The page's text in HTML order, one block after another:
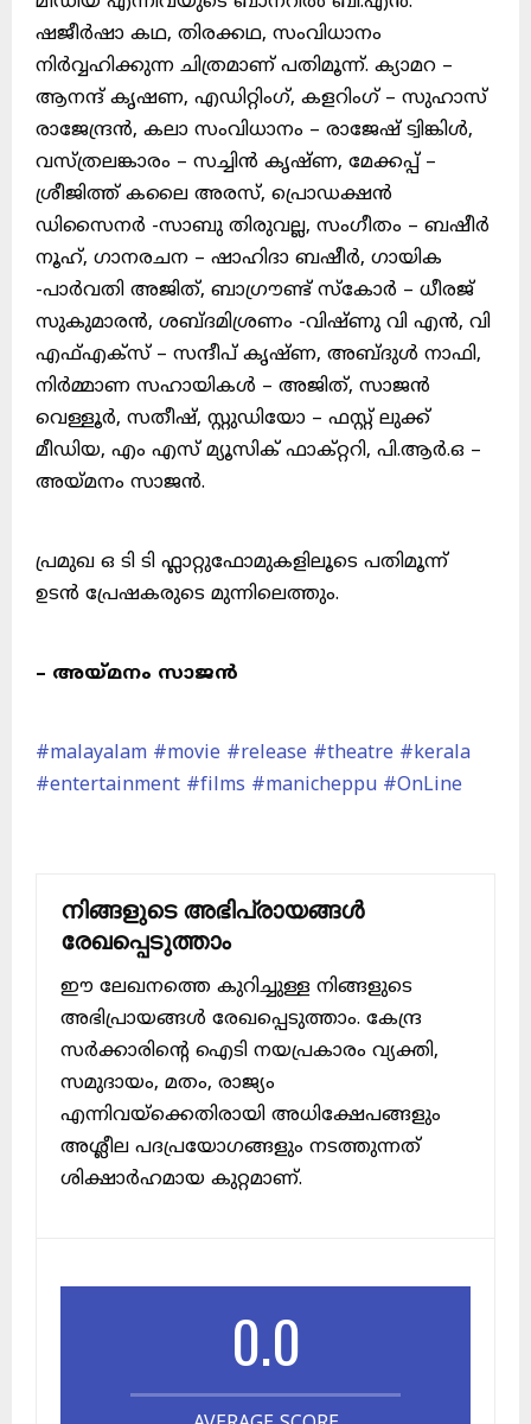
ഷജീർഷാ കഥ, തിരക്കഥ, സംവിധാനം
നിർവ്വഹിക്കുന്ന ചിത്രമാണ് പതിമൂന്ന്. ക്യാമറ –
ആനന്ദ് കൃഷണ, എഡിറ്റിംഗ്, കളറിംഗ് – സുഹാസ്
രാജേന്ദ്രൻ, കലാ സംവിധാനം – രാജേഷ് ട്വിങ്കിൾ,
വസ്ത്രലങ്കാരം – സച്ചിൻ കൃഷ്ണ, മേക്കപ്പ് –
ശ്രീജിത്ത് കലൈ അരസ്, പ്രൊഡക്ഷന്‍
ഡിസൈനർ -സാബു തിരുവല്ല, സംഗീതം – ബഷീർ
നൂഹ്, ഗാനരചന – ഷാഹിദാ ബഷീർ, ഗായിക
-പാർവതി അജിത്, ബാഗ്രൗണ്ട് സ്‌കോർ – ധീരജ്
സുകുമാരൻ, ശബ്ദമിശ്രണം -വിഷ്ണു വി എൻ, വി
എഫ്എക്‌സ് – സന്ദീപ് കൃഷ്ണ, അബ്‌ദുൾ നാഫി,
നിർമ്മാണ സഹായികൾ – അജിത്, സാജൻ
വെള്ളൂർ, സതീഷ്, സ്റ്റുഡിയോ – ഫസ്റ്റ് ലുക്ക്
മീഡിയ, എം എസ് മ്യൂസിക് ഫാക്റ്ററി, പി.ആർ.ഒ –
അയ്മനം സാജൻ.
പ്രമുഖ ഒ ടി ടി ഫ്ലാറ്റുഫോമുകളിലൂടെ പതിമൂന്ന്
ഉടൻ പ്രേഷകരുടെ മുന്നിലെത്തും.
– അയ്മനം സാജൻ
#malayalam #movie #release #theatre #kerala
#entertainment #films #manicheppu #OnLine
നിങ്ങളുടെ അഭിപ്രായങ്ങൾ
രേഖപ്പെടുത്താം
ഈ ലേഖനത്തെ കുറിച്ചുള്ള നിങ്ങളുടെ
അഭിപ്രായങ്ങൾ രേഖപ്പെടുത്താം. കേന്ദ്ര
സർക്കാരിന്റെ ഐടി നയപ്രകാരം വ്യക്തി,
സമുദായം, മതം, രാജ്യം
എന്നിവയ്ക്കെതിരായി അധിക്ഷേപങ്ങളും
അശ്ലീല പദപ്രയോഗങ്ങളും നടത്തുന്നത്
ശിക്ഷാർഹമായ കുറ്റമാണ്.
0.0